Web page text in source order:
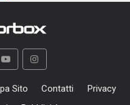
Sito Contatti
Privacy